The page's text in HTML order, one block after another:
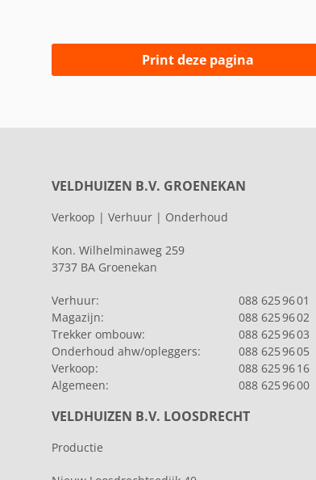
Print deze pagina
VELDHUIZEN B.V. GROENEKAN
Verkoop | Verhuur | Onderhoud
Kon. Wilhelminaweg 259
3737 BA Groenekan
Verhuur:
088 625 96 01
Magazijn:
088 625 96 02
Trekker ombouw:
088 625 96 03
Onderhoud ahw/opleggers:
088 625 96 05
Verkoop:
088 625 96 16
Algemeen:
088 625 96 00
VELDHUIZEN B.V. LOOSDRECHT
Productie